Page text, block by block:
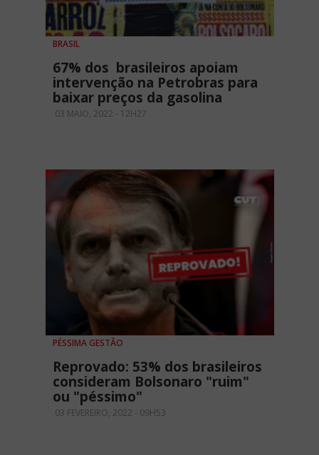
BRASIL
67% dos brasileiros apoiam
intervenção na Petrobras para
baixar preços da gasolina
03 MAIO, 2022 - 12H27
PÉSSIMA GESTÃO
Reprovado: 53% dos brasileiros
consideram Bolsonaro "ruim"
ou "péssimo"
03 FEVEREIRO, 2022 - 09H53